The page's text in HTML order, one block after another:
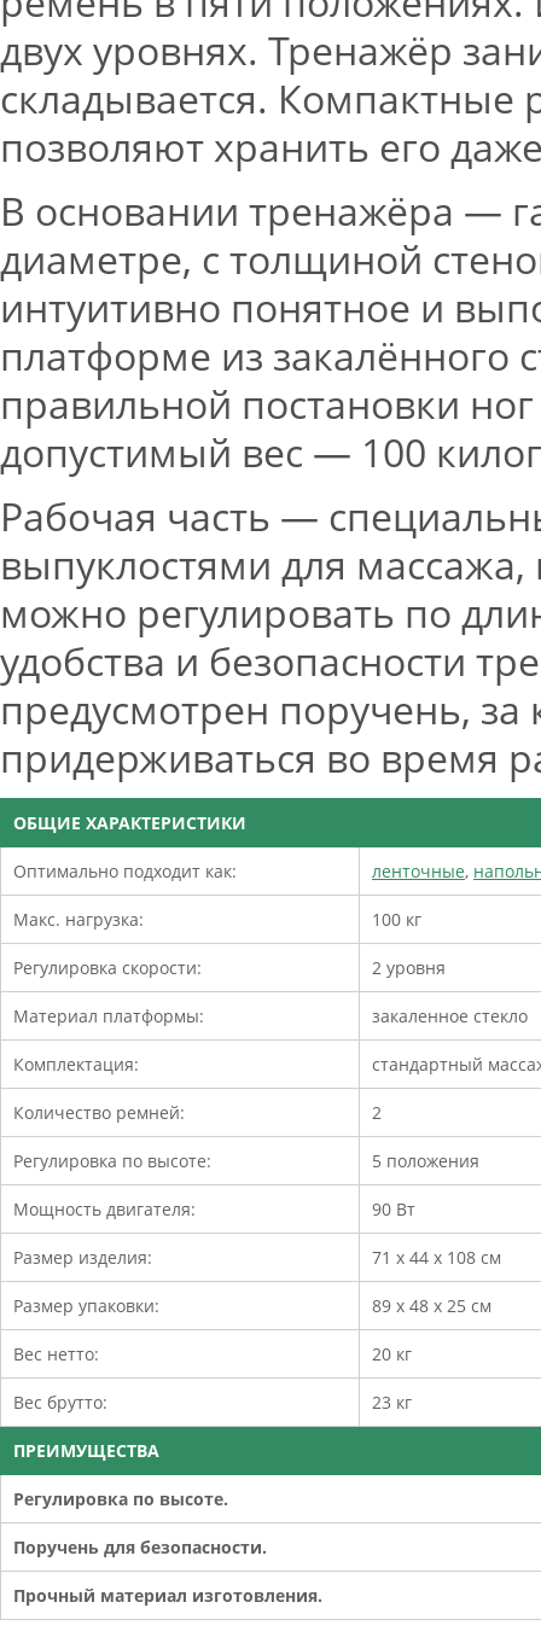
двух уровнях. Тренажёр
складывается.
позволяют хранить его
В основании тренажёра —
диаметре, с толщиной
интуитивно понятное и
платформе из закалённого
правильной постановки
допустимый вес — 100
Рабочая часть —
выпуклостями для массажа,
можно регулировать по
удобства и безопасности
предусмотрен поручень,
придерживаться во время
ОБЩИЕ ХАРАКТЕРИСТИКИ
Оптимально подходит как: ленточные,
Макс. нагрузка: 100 кг
Регулировка скорости: 2 уровня
Материал платформы: закаленное стекло
Комплектация: стандартный
Количество ремней: 2
Регулировка по высоте: 5 положения
Мощность двигателя: 90 Вт
Размер изделия: 71 х 44 х 108 см
Размер упаковки: 89 х 48 х 25 см
Вес нетто: 20 кг
Вес брутто: 23 кг
ПРЕИМУЩЕСТВА
Регулировка по высоте.
Поручень для безопасности.
Прочный материал изготовления.